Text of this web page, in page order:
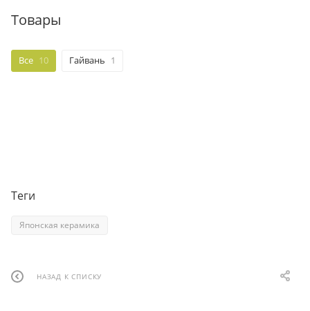
Товары
Все 10 Гайвань 1
Теги
Японская керамика
НАЗАД К СПИСКУ